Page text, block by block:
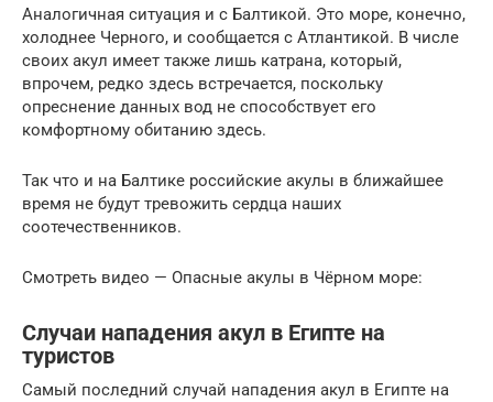
Аналогичная ситуация и с Балтикой. Это море, конечно,
холоднее Черного, и сообщается с Атлантикой. В числе
своих акул имеет также лишь катрана, который,
впрочем, редко здесь встречается, поскольку
опреснение данных вод не способствует его
комфортному обитанию здесь.
Так что и на Балтике российские акулы в ближайшее
время не будут тревожить сердца наших
соотечественников.
Смотреть видео — Опасные акулы в Чёрном море:
Случаи нападения акул в Египте на
туристов
Самый последний случай нападения акул в Египте на